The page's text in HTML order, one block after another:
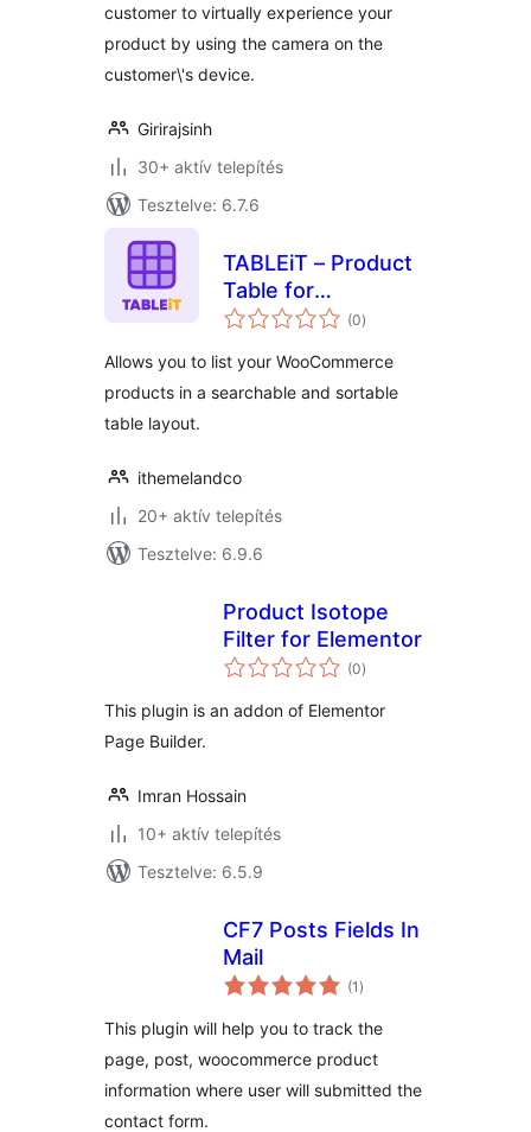
customer to virtually experience your
product by using the camera on the
customer\'s device.
Girirajsinh
30+ aktív telepítés
Tesztelve: 6.7.6
TABLEiT – Product
Table for
WooCommerce
(0értékelés
összesen
)
Allows you to list your WooCommerce
products in a searchable and sortable
table layout.
ithemelandco
20+ aktív telepítés
Tesztelve: 6.9.6
Product Isotope
Filter for Elementor
(0értékelés
összesen
)
This plugin is an addon of Elementor
Page Builder.
Imran Hossain
10+ aktív telepítés
Tesztelve: 6.5.9
CF7 Posts Fields In
Mail
(1 értékelés
összesen
)
This plugin will help you to track the
page, post, woocommerce product
information where user will submitted the
contact form.